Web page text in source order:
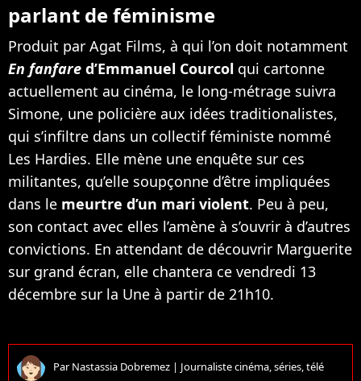
parlant de féminisme
Produit par Agat Films, à qui l’on doit notamment
En fanfare d’Emmanuel Courcol qui cartonne
actuellement au cinéma, le long-métrage suivra
Simone, une policière aux idées traditionalistes,
qui s’infiltre dans un collectif féministe nommé
Les Hardies. Elle mène une enquête sur ces
militantes, qu’elle soupçonne d’être impliquées
dans le meurtre d’un mari violent. Peu à peu,
son contact avec elles l’amène à s’ouvrir à d’autres
convictions. En attendant de découvrir Marguerite
sur grand écran, elle chantera ce vendredi 13
décembre sur la Une à partir de 21h10.
ParNastassia Dobremez | Journaliste cinéma, séries, télé